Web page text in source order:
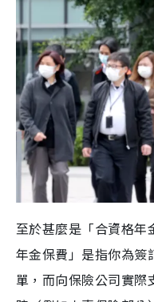
至於甚麼是「合資格年
年金保費」是指你為簽
單，而向保險公司實